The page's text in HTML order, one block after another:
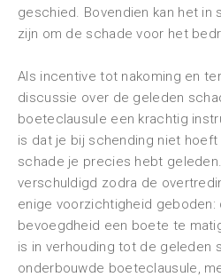
geschied. Bovendien kan het in
zijn om de schade voor het
Als incentive tot nakoming en
discussie over de geleden
boeteclausule een krachtig
is dat je bij schending niet
schade je precies hebt
verschuldigd zodra de
enige voorzichtigheid
bevoegdheid een boete te
is in verhouding tot de geleden
onderbouwde boeteclausule,